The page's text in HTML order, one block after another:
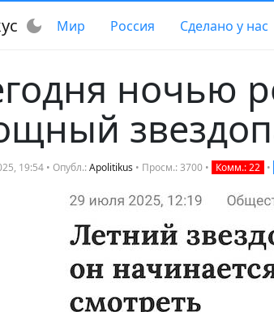
dark_mode Мир Россия Сделано у нас
ночью
19:54 • Опубл.:Apolitikus • Просм.: 3700 • Комм.: 22 •